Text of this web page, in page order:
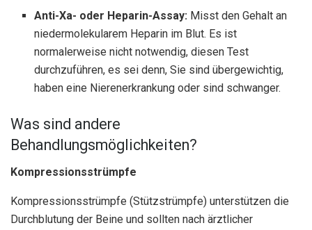
Anti-Xa- oder Heparin-Assay: Misst den Gehalt an
niedermolekularem Heparin im Blut. Es ist
normalerweise nicht notwendig, diesen Test
durchzuführen, es sei denn, Sie sind übergewichtig,
haben eine Nierenerkrankung oder sind schwanger.
Was sind andere
Behandlungsmöglichkeiten?
Kompressionsstrümpfe
Kompressionsstrümpfe (Stützstrümpfe) unterstützen die
Durchblutung der Beine und sollten nach ärztlicher